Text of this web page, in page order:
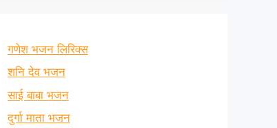
गणेश भजन लिरिक्स
शनि देव भजन
साई बाबा भजन
दुर्गा माता भजन